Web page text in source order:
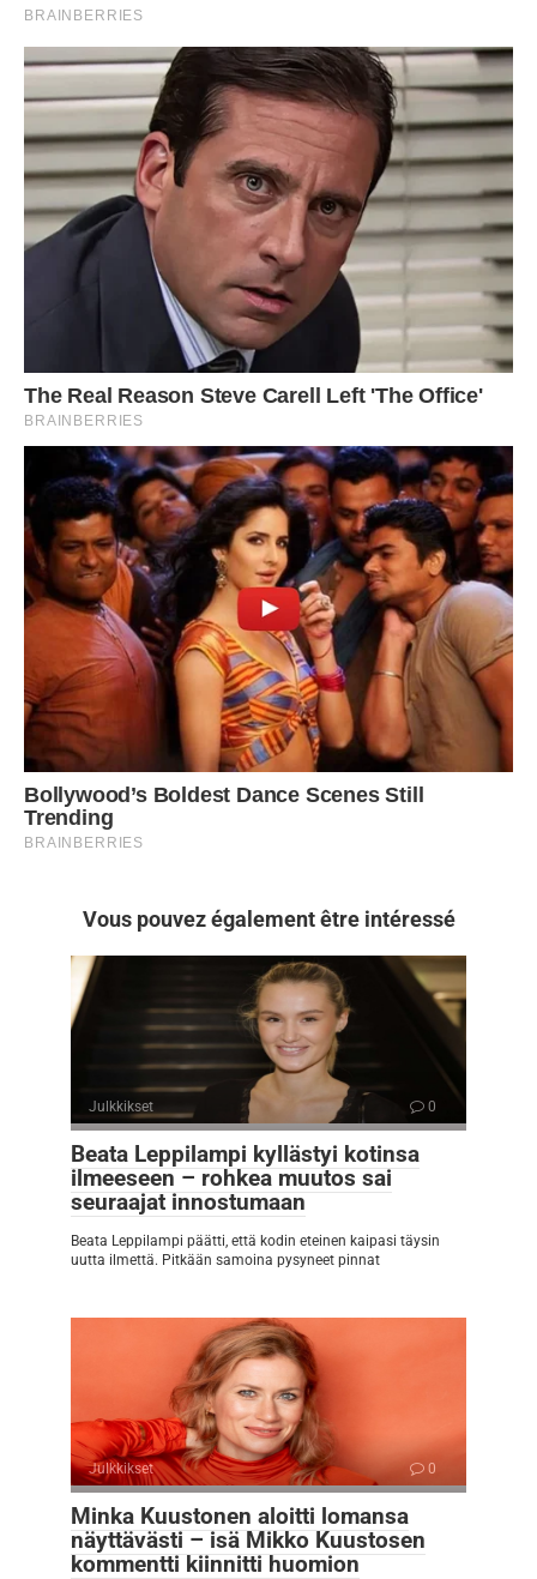
Vous pouvez également être intéressé
Julkkikset 0
Beata Leppilampi kyllästyi kotinsa
ilmeeseen – rohkea muutos sai
seuraajat innostumaan
Beata Leppilampi päätti, että kodin eteinen kaipasi täysin
uutta ilmettä. Pitkään samoina pysyneet pinnat
Julkkikset 0
Minka Kuustonen aloitti lomansa
näyttävästi – isä Mikko Kuustosen
kommentti kiinnitti huomion